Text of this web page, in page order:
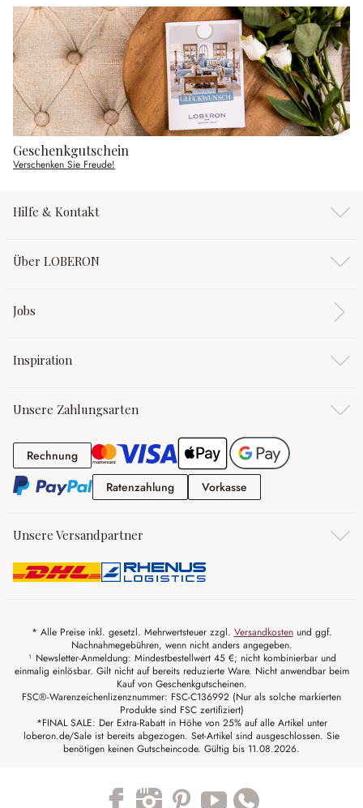
Geschenkgutschein
Verschenken Sie Freude!
Hilfe & Kontakt
Über LOBERON
Jobs
Inspiration
Unsere Zahlungsarten
RechnungRechnung
RatenzahlungRatenzahlung
Vorkasse
Unsere Versandpartner
* Alle Preise inkl. gesetzl. Mehrwertsteuer zzgl. Versandkostenund ggf.
Nachnahmegebühren, wenn nicht anders angegeben.
¹ Newsletter-Anmeldung: Mindestbestellwert 45 €; nicht kombinierbar und
einmalig einlösbar. Gilt nicht auf bereits reduzierte Ware. Nicht anwendbar beim
Kauf von Geschenkgutscheinen.
FSC®-Warenzeichenlizenznummer: FSC-C136992 (Nur als solche markierten
Produkte sind FSC zertifiziert)
*FINAL SALE: Der Extra-Rabatt in Höhe von 25% auf alle Artikel unter
loberon.de/Sale ist bereits abgezogen. Set-Artikel sind ausgeschlossen. Sie
benötigen keinen Gutscheincode. Gültig bis 11.08.2026.